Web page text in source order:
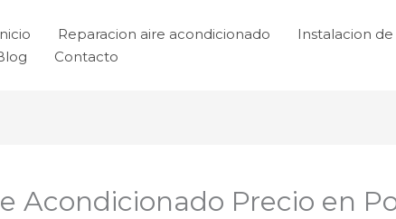
Reparacion aire acondicionado Instalacion
Contacto
Acondicionado Precio en